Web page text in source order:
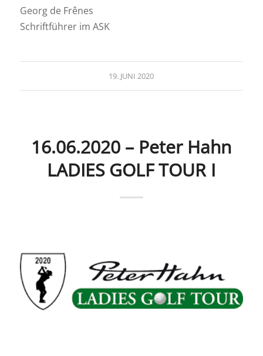
Georg de Frênes
Schriftführer im ASK
19. JUNI 2020
16.06.2020 – Peter Hahn
LADIES GOLF TOUR I